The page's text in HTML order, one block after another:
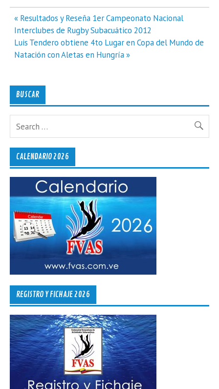
Navegación
de
entradas
« Resultados y Reseña 1er Campeonato Nacional
Interclubes de Rugby Subacuático 2012
Luis Tendero obtiene 4to Lugar en Copa del Mundo de
Natación con Aletas en Hungría »
BUSCAR
CALENDARIO 2026
REGISTRO Y FICHAJE 2026